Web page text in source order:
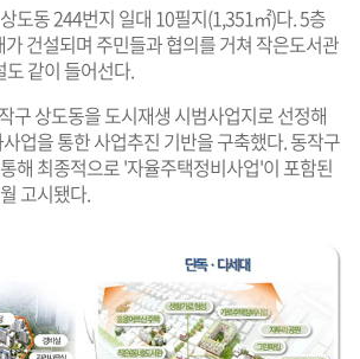
도동 244번지 일대 10필지(1,351㎡)다. 5층
건설되며 주민들과 협의를 거쳐 작은도서관
같이 들어선다.
구 상도동을 도시재생 시범사업지로 선정해
업을 통한 사업추진 기반을 구축했다. 동작구
해 최종적으로 '자율주택정비사업'이 포함된
고시됐다.